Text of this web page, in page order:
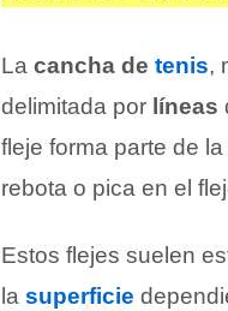
La cancha de tenis,
delimitada por líneas
fleje forma parte de
rebota o pica en el
Estos flejes suelen
la superficie